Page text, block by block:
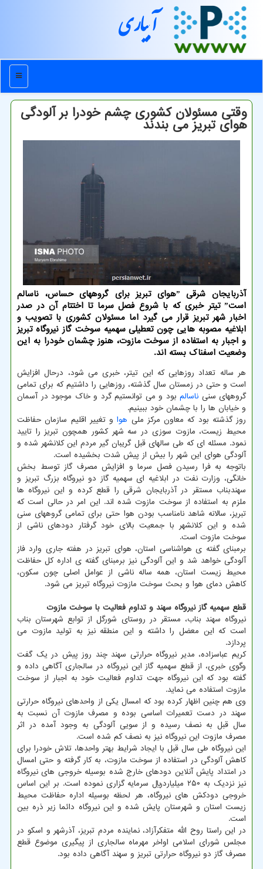
آبیاری
منو
وقتی مسئولان کشوری چشم خودرا بر آلودگی
هوای تبریز می بندند
آذربایجان شرقی ˮهوای تبریز برای گروههای حساس، ناسالم
استˮ تیتر خبری که با شروع فصل سرما تا اختتام آن در صدر
اخبار شهر تبریز قرار می گیرد اما مسئولان کشوری با تصویب و
ابلاغیه مصوبه هایی چون تعطیلی سهمیه سوخت گاز نیروگاه تبریز
و اجبار به استفاده از سوخت مازوت، هنوز چشمان خودرا به این
وضعیت اسفناک بسته اند.
هر ساله تعداد روزهایی که این تیتر، خبری می شود، درحال افزایش
است و حتی در زمستان سال گذشته، روزهایی را داشتیم که برای تمامی
گروههای سنی ناسالم بود و می توانستیم گرد و خاک موجود در آسمان
و خیابان ها را با چشمان خود ببینیم.
روز گذشته بود که معاون مرکز ملی هواو تغییر اقلیم سازمان حفاظت
محیط زیست، مازوت سوزی در سه شهر کشور همچون تبریز را تایید
نمود. مسئله ای که طی سالهای قبل گریبان گیر مردم این کلانشهر شده و
آلودگی هوای این شهر را بیش از پیش شدت بخشیده است.
باتوجه به فرا رسیدن فصل سرما و افزایش مصرف گاز توسط بخش
خانگی، وزارت نفت در ابلاغیه ای سهمیه گاز دو نیروگاه بزرگ تبریز و
سهندبناب مستقر در آذربایجان شرقی را قطع کرده و این نیروگاه ها
ملزم به استفاده از سوخت مازوت شده اند. این امر در حالی است که
تبریز، سالانه شاهد نامناسب بودن هوا حتی برای تمامی گروههای سنی
شده و این کلانشهر با جمعیت بالای خود گرفتار دودهای ناشی از
سوخت مازوت است.
برمبنای گفته ی هواشناسی استان، هوای تبریز در هفته جاری وارد فاز
آلودگی خواهد شد و این آلودگی نیز برمبنای گفته ی اداره کل حفاظت
محیط زیست استان، همه ساله ناشی از عوامل اصلی چون سکون،
کاهش دمای هوا و بحث سوخت مازوت نیروگاه تبریز می شود.
قطع سهمیه گاز نیروگاه سهند و تداوم فعالیت با سوخت مازوت
نیروگاه سهند بناب، مستقر در روستای شورگل از توابع شهرستان بناب
است که این معضل را داشته و این منطقه نیز به تولید مازوت می
پردازد.
کریم عباسزاده، مدیر نیروگاه حرارتی سهند چند روز پیش در یک گفت
وگوی خبری، از قطع سهمیه گاز این نیروگاه در سالجاری آگاهی داده و
گفته بود که این نیروگاه جهت تداوم فعالیت خود به اجبار از سوخت
مازوت استفاده می نماید.
وی هم چنین اظهار کرده بود که امسال یکی از واحدهای نیروگاه حرارتی
سهند در دست تعمیرات اساسی بوده و مصرف مازوت آن نسبت به
سال قبل به نصف رسیده و از سویی آلودگی به وجود آمده در اثر
مصرف مازوت این نیروگاه نیز به نصف کم شده است.
این نیروگاه طی سال قبل با ایجاد شرایط بهتر واحدها، تلاش خودرا برای
کاهش آلودگی در استفاده از سوخت مازوت، به کار گرفته و حتی امسال
در امتداد پایش آنلاین دودهای خارج شده بوسیله خروجی های نیروگاه
نیز نزدیک به ۲۵۰ میلیاردریال سرمایه گزاری نموده است. بر این اساس
خروجی دودکش های نیروگاه، هر لحظه بوسیله اداره حفاظت محیط
زیست استان و شهرستان پایش شده و این نیروگاه دائما زیر ذره بین
است.
در این راستا روح الله متفکرآزاد، نماینده مردم تبریز، آذرشهر و اسکو در
مجلس شورای اسلامی اواخر مهرماه سالجاری از پیگیری موضوع قطع
مصرف گاز دو نیروگاه حرارتی تبریز و سهند آگاهی داده بود.